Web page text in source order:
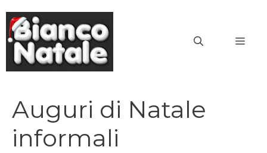
contenuto
Auguri di Natale
informali